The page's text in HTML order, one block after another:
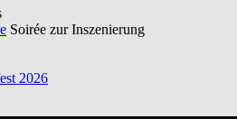
Soirée zur Inszenierung
2026